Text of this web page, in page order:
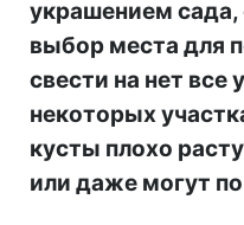
украшением
выбор места для
свести на нет все
некоторых
кусты плохо
или даже могут